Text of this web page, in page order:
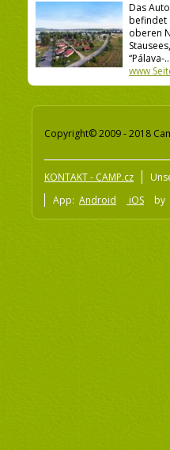
Das
befindet
oberen
“Pálava-...
www
Copyright© 2009 - 2018
KONTAKT - CAMP.cz
App: Android iOS by